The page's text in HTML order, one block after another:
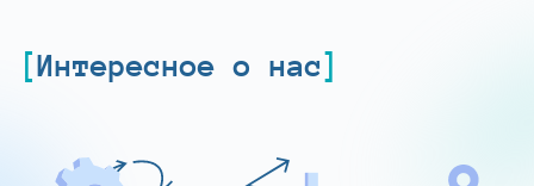
Интересное о нас